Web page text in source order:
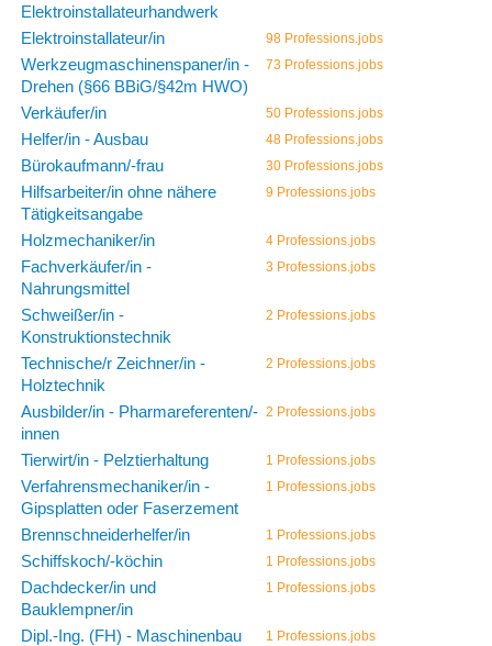
Elektroinstallateurhandwerk
Elektroinstallateur/in 98 Professions.jobs
Werkzeugmaschinenspaner/in -
Drehen (§66 BBiG/§42m HWO)
73 Professions.jobs
Verkäufer/in 50 Professions.jobs
Helfer/in - Ausbau 48 Professions.jobs
Bürokaufmann/-frau 30 Professions.jobs
Hilfsarbeiter/in ohne nähere
Tätigkeitsangabe
9 Professions.jobs
Holzmechaniker/in 4 Professions.jobs
Fachverkäufer/in -
Nahrungsmittel
3 Professions.jobs
Schweißer/in -
Konstruktionstechnik
2 Professions.jobs
Technische/r Zeichner/in -
Holztechnik
2 Professions.jobs
Ausbilder/in - Pharmareferenten/-
innen
2 Professions.jobs
Tierwirt/in - Pelztierhaltung 1 Professions.jobs
Verfahrensmechaniker/in -
Gipsplatten oder Faserzement
1 Professions.jobs
Brennschneiderhelfer/in 1 Professions.jobs
Schiffskoch/-köchin 1 Professions.jobs
Dachdecker/in und
Bauklempner/in
1 Professions.jobs
Dipl.-Ing. (FH) - Maschinenbau
1 Professions.jobs